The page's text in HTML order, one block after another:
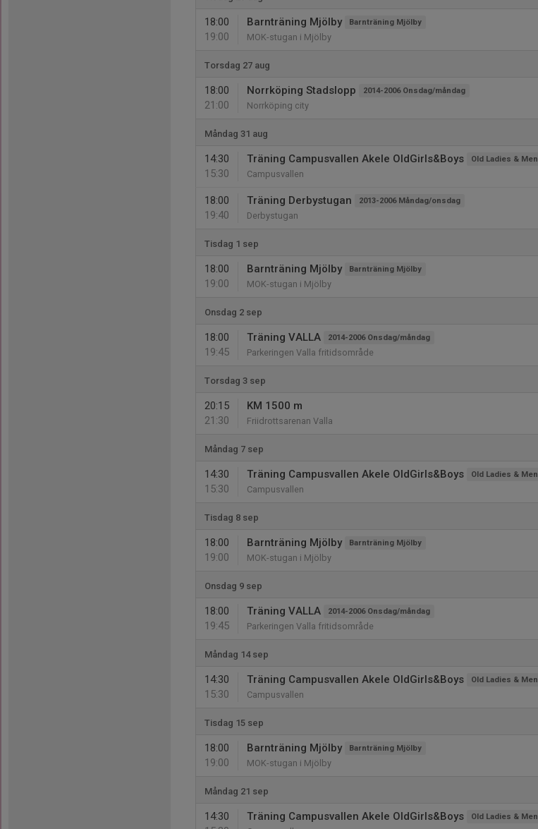
18:00
19:00
Barnträning Mjölby Barnträning Mjölby
MOK-stugan i Mjölby
Torsdag 27 aug
18:00
21:00
Norrköping Stadslopp 2014-2006 Onsdag/måndag
Norrköping city
Måndag 31 aug
14:30
15:30
Träning Campusvallen Akele OldGirls&Boys Old Ladies & Men
Campusvallen
18:00
19:40
Träning Derbystugan 2013-2006 Måndag/onsdag
Derbystugan
Tisdag 1 sep
18:00
19:00
Barnträning Mjölby Barnträning Mjölby
MOK-stugan i Mjölby
Onsdag 2 sep
18:00
19:45
Träning VALLA 2014-2006 Onsdag/måndag
Parkeringen Valla fritidsområde
Torsdag 3 sep
20:15
21:30
KM 1500 m
Friidrottsarenan Valla
Måndag 7 sep
14:30
15:30
Träning Campusvallen Akele OldGirls&Boys Old Ladies & Men
Campusvallen
Tisdag 8 sep
18:00
19:00
Barnträning Mjölby Barnträning Mjölby
MOK-stugan i Mjölby
Onsdag 9 sep
18:00
19:45
Träning VALLA 2014-2006 Onsdag/måndag
Parkeringen Valla fritidsområde
Måndag 14 sep
14:30
15:30
Träning Campusvallen Akele OldGirls&Boys Old Ladies & Men
Campusvallen
Tisdag 15 sep
18:00
19:00
Barnträning Mjölby Barnträning Mjölby
MOK-stugan i Mjölby
Måndag 21 sep
14:30
Träning Campusvallen Akele OldGirls&Boys Old Ladies & Men